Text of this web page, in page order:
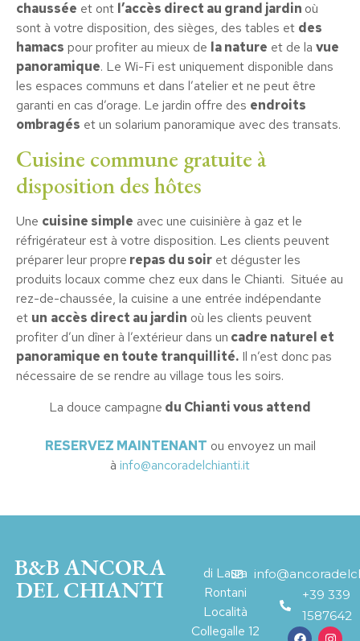
chaussée et ont l’accès direct au grand jardin où
sont à votre disposition, des sièges, des tables et des
hamacs pour profiter au mieux de la nature et de la vue
panoramique. Le Wi-Fi est uniquement disponible dans
les espaces communs et dans l’atelier et ne peut être
garanti en cas d’orage. Le jardin offre des endroits
ombragés et un solarium panoramique avec des transats.
Cuisine commune gratuite à
disposition des hôtes
Une cuisine simple avec une cuisinière à gaz et le
réfrigérateur est à votre disposition. Les clients peuvent
préparer leur propre repas du soir et déguster les
produits locaux comme chez eux dans le Chianti. Située au
rez-de-chaussée, la cuisine a une entrée indépendante
et un accès direct au jardin où les clients peuvent
profiter d’un dîner à l’extérieur dans un cadre naturel et
panoramique en toute tranquillité. Il n’est donc pas
nécessaire de se rendre au village tous les soirs.
La douce campagne du Chianti vous attend
RESERVEZ MAINTENANT ou envoyez un mail
à info@ancoradelchianti.it
B&B ANCORA
DEL CHIANTI
di Laura
Rontani
Località
Collegalle 12
+39 339
1587642